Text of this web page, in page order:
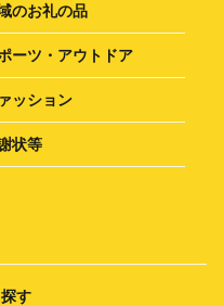
のお礼の品
ーツ・アウトドア
ッション
状等
す